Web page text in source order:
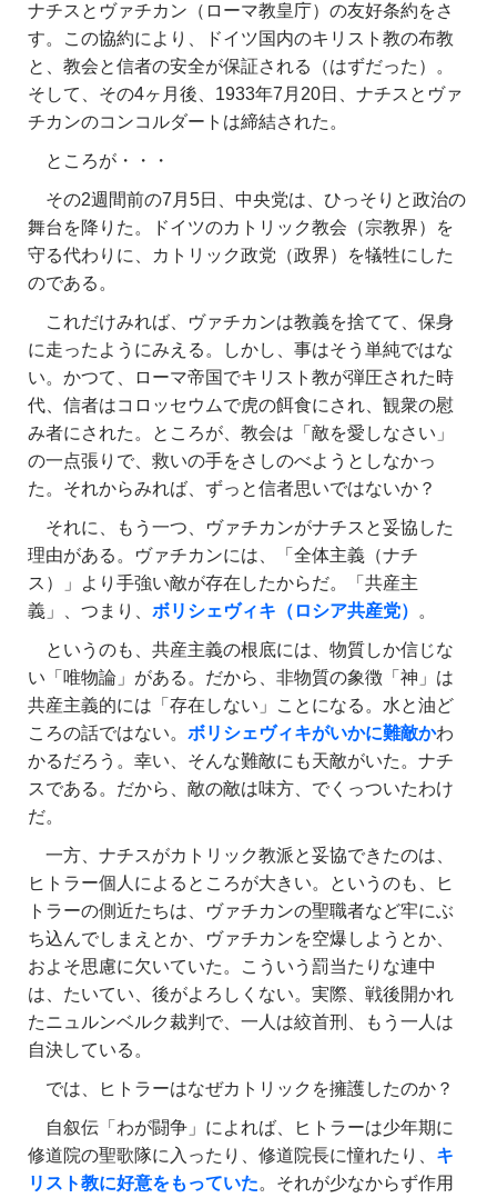
ナチスとヴァチカン（ローマ教皇庁）の友好条約をさ
す。この協約により、ドイツ国内のキリスト教の布教
と、教会と信者の安全が保証される（はずだった）。
そして、その4ヶ月後、1933年7月20日、ナチスとヴァ
チカンのコンコルダートは締結された。
ところが・・・
その2週間前の7月5日、中央党は、ひっそりと政治の
舞台を降りた。ドイツのカトリック教会（宗教界）を
守る代わりに、カトリック政党（政界）を犠牲にした
のである。
これだけみれば、ヴァチカンは教義を捨てて、保身
に走ったようにみえる。しかし、事はそう単純ではな
い。かつて、ローマ帝国でキリスト教が弾圧された時
代、信者はコロッセウムで虎の餌食にされ、観衆の慰
み者にされた。ところが、教会は「敵を愛しなさい」
の一点張りで、救いの手をさしのべようとしなかっ
た。それからみれば、ずっと信者思いではないか？
それに、もう一つ、ヴァチカンがナチスと妥協した
理由がある。ヴァチカンには、「全体主義（ナチ
ス）」より手強い敵が存在したからだ。「共産主
義」、つまり、 ボリシェヴィキ（ロシア共産党） 。
というのも、共産主義の根底には、物質しか信じな
い「唯物論」がある。だから、非物質の象徴「神」は
共産主義的には「存在しない」ことになる。水と油ど
ころの話ではない。 ボリシェヴィキがいかに難敵かわ
かるだろう。幸い、そんな難敵にも天敵がいた。ナチ
スである。だから、敵の敵は味方、でくっついたわけ
だ。
一方、ナチスがカトリック教派と妥協できたのは、
ヒトラー個人によるところが大きい。というのも、ヒ
トラーの側近たちは、ヴァチカンの聖職者など牢にぶ
ち込んでしまえとか、ヴァチカンを空爆しようとか、
およそ思慮に欠いていた。こういう罰当たりな連中
は、たいてい、後がよろしくない。実際、戦後開かれ
たニュルンベルク裁判で、一人は絞首刑、もう一人は
自決している。
では、ヒトラーはなぜカトリックを擁護したのか？
自叙伝「わが闘争」によれば、ヒトラーは少年期に
修道院の聖歌隊に入ったり、修道院長に憧れたり、 キ
リスト教に好意をもっていた。それが少なからず作用